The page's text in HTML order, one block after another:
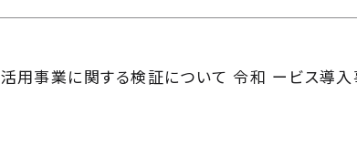
事業に関する検証について 令和 ービス導入